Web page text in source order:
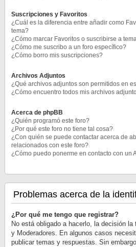
Suscripciones y Favoritos
¿Cuál es la diferencia entre añadir como
tema?
¿Cómo marcar Favoritos o suscribirse a
¿Cómo me suscribo a un foro específico?
¿Cómo borro mis suscripciones?
Archivos Adjuntos
¿Qué archivos adjuntos son permitidos en
¿Cómo encuentro todos mis archivos
Acerca de phpBB
¿Quién programó este foro?
¿Por qué este foro no tiene tal cosa?
¿Con quién se puede contactar acerca de
relacionados con este foro?
¿Cómo puedo ponerme en contacto con un
Problemas acerca de la
¿Por qué me tengo que registrar?
No está obligado a hacerlo, la decisión
y Moderadores. En algunos casos
publicar temas y respuestas. Sin